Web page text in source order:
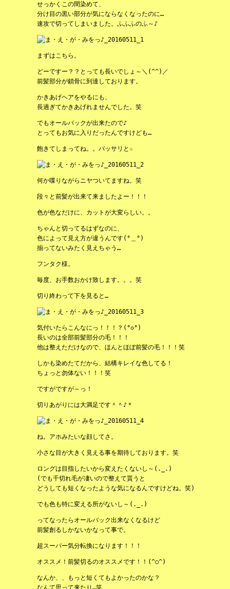
せっかくこの間染めて、
分け目の黒い部分が気にならなくなったのに…
速攻で切ってしまいました。ふふふのふ～♪
まずはこちら。
どーですー？？とっても長いでしょ～＼(^^)／
前髪部分が鎖骨に到達しております。
かきあげヘアをやるにも、
長過ぎてかきあげれませんでした。笑
でもオールバックが出来たので♪
とってもお気に入りだったんですけども…
飽きてしまってね。。バッサリと☆
何か喋りながらニヤついてますね。笑
段々と前髪が出来て来ましたよー！！！
色が色なだけに、カットが大変らしい。。
ちゃんと切ってるはずなのに、
色によって見え方が違うんです(°＿°)
揃ってないみたく見えちゃう…
フンタク様。
毎度、お手数おかけ致します。。。笑
切り終わって下を見ると…
気付いたらこんなにっ！！！？(°◇°)
長いのは全部前髪部分の毛！！！
他は整えただけなので、ほんとほぼ前髪の毛！！！笑
しかも染めたてだから、結構キレイな色してる！
ちょっと勿体ない！！！笑
ですがですが～っ！
切りあがりには大満足です＾＾♪＊
ね。アホみたいな顔してさ。
小さな目が大きく見える事を期待しております。笑
ロングは目指したいから変えたくないし～(._.)
(でも千切れ毛が凄いので整えて貰うと
どうしても短くなったような気になるんですけどね。笑)
でも色も特に変える所がないし～(._.)
ってなったらオールバック出来なくなるけど
前髪創るしかないかなって事で。
超スーパー気分転換になります！！！
オススメ！前髪切るのオススメです！！(^○^)
なんか、、もっと短くてもよかったのかな？
なんて思って来たり…笑